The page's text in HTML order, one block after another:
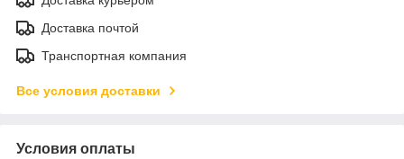
Доставка почтой
Транспортная компания
Все условия доставки
Условия оплаты